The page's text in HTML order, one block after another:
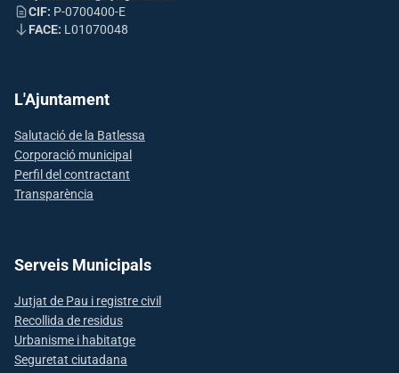
CIF: P-0700400-E
FACE: L01070048
L'Ajuntament
Salutació de la Batlessa
Corporació municipal
Perfil del contractant
Transparència
Serveis Municipals
Jutjat de Pau i registre civil
Recollida de residus
Urbanisme i habitatge
Seguretat ciutadana